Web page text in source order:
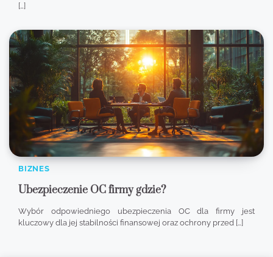
[…]
BIZNES
Ubezpieczenie OC firmy gdzie?
Wybór odpowiedniego ubezpieczenia OC dla firmy jest
kluczowy dla jej stabilności finansowej oraz ochrony przed […]